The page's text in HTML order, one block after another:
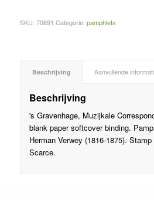
SKU: 70691 Categorie: pamphlets
Beschrijving Aanvullende
Beschrijving
's Gravenhage, Muzijkale
blank paper softcover binding.
Herman Verwey (1816-1875).
Scarce.